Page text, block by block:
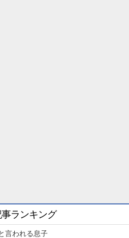
事ランキング
言われる息子